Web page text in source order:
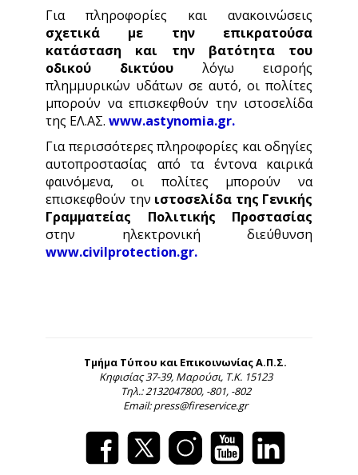
Για πληροφορίες και ανακοινώσεις
σχετικά με την επικρατούσα
κατάσταση και την βατότητα του
οδικού δικτύου λόγω εισροής
πλημμυρικών υδάτων σε αυτό, οι πολίτες
μπορούν να επισκεφθούν την ιστοσελίδα
της ΕΛ.ΑΣ. www.astynomia.gr.
Για περισσότερες πληροφορίες και οδηγίες
αυτοπροστασίας από τα έντονα καιρικά
φαινόμενα, οι πολίτες μπορούν να
επισκεφθούν την ιστοσελίδα της Γενικής
Γραμματείας Πολιτικής Προστασίας
στην ηλεκτρονική διεύθυνση
www.civilprotection.gr.
Τμήμα Τύπου και Επικοινωνίας Α.Π.Σ.
Κηφισίας 37-39, Μαρούσι, Τ.Κ. 15123
Τηλ.: 2132047800, -801, -802
Email: press@fireservice.gr